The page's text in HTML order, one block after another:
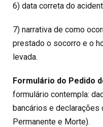
6) data correta do
7) narrativa de como
prestado o socorro e o
levada.
Formulário do Pedido
formulário contempla:
bancários e declarações
Permanente e Morte).